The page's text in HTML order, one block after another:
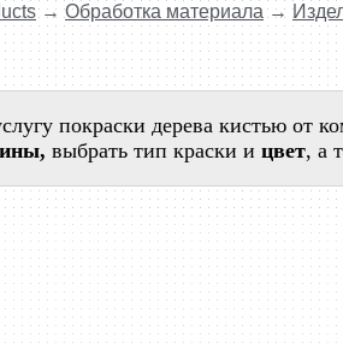
→Обработка материала →
покраски дерева кистью от
выбрать тип краски и цвет, а